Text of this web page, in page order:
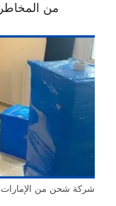
من
شركة شحن من الإمارات